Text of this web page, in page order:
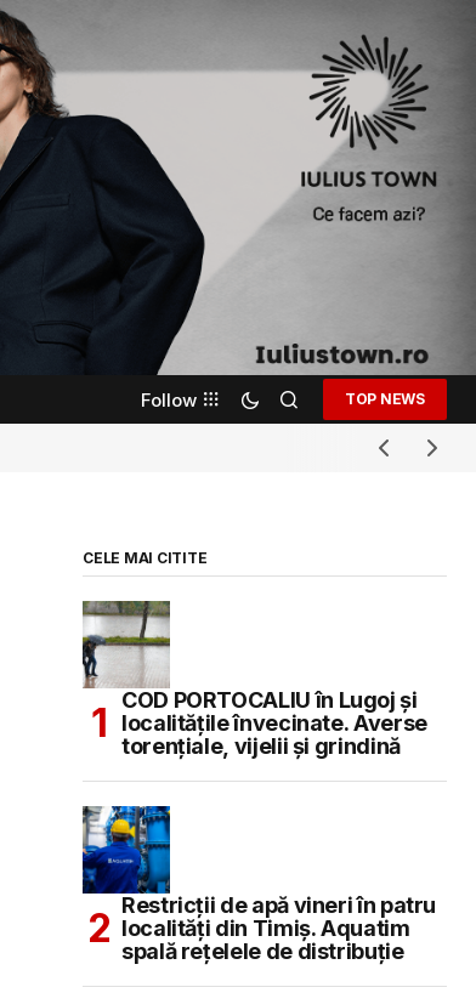
Follow TOP NEWS
CELE MAI CITITE
COD PORTOCALIU în Lugoj și
localitățile învecinate. Averse
torențiale, vijelii și grindină
Restricții de apă vineri în patru
localități din Timiș. Aquatim
spală rețelele de distribuție